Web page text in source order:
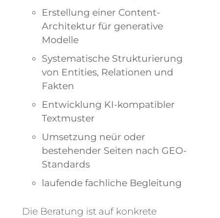
Erstellung einer Content-
Architektur für generative
Modelle
Systematische Strukturierung
von Entities, Relationen und
Fakten
Entwicklung KI-kompatibler
Textmuster
Umsetzung neür oder
bestehender Seiten nach GEO-
Standards
laufende fachliche Begleitung
Die Beratung ist auf konkrete